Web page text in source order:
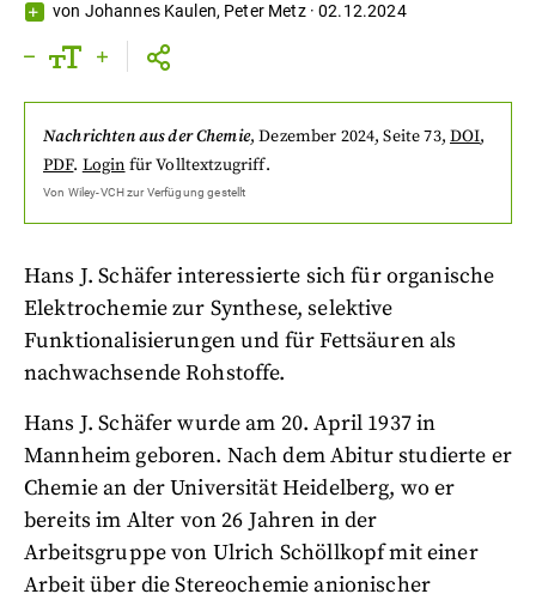
von Johannes Kaulen, Peter Metz·02.12.2024
Nachrichten aus der Chemie,Dezember 2024, Seite 73, DOI,
PDF. Login für Volltextzugriff.
Von Wiley-VCHzur Verfügung gestellt
Hans J. Schäfer interessierte sich für organische
Elektrochemie zur Synthese, selektive
Funktionalisierungen und für Fettsäuren als
nachwachsende Rohstoffe.
Hans J. Schäfer wurde am 20. April 1937 in
Mannheim geboren. Nach dem Abitur studierte er
Chemie an der Universität Heidelberg, wo er
bereits im Alter von 26 Jahren in der
Arbeitsgruppe von Ulrich Schöllkopf mit einer
Arbeit über die Stereochemie anionischer